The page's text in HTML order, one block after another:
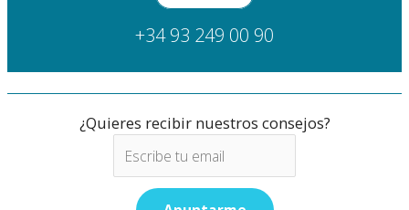
+34 93 249 00 90
¿Quieres recibir nuestros consejos?